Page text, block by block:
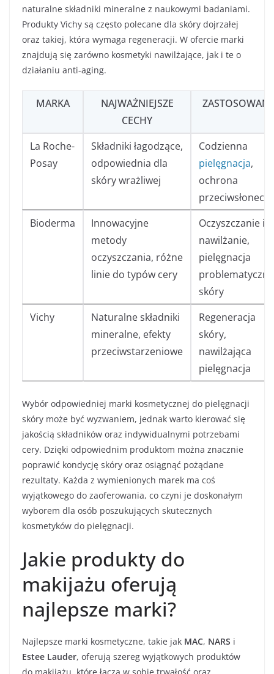
naturalne składniki mineralne z naukowymi badaniami.
Produkty Vichy są często polecane dla skóry dojrzałej
oraz takiej, która wymaga regeneracji. W ofercie marki
znajdują się zarówno kosmetyki nawilżające, jak i te o
działaniu anti-aging.
MARKA
NAJWAŻNIEJSZE
CECHY
La Roche-
Posay
Składniki łagodzące,
odpowiednia dla
skóry wrażliwej
Codzienna
pielęgnacja,
ochrona
Bioderma
Innowacyjne
metody
oczyszczania, różne
linie do typów cery
Oczyszczanie i
nawilżanie,
pielęgnacja
skóry
Vichy
Naturalne składniki
mineralne, efekty
przeciwstarzeniowe
Regeneracja
skóry,
nawilżająca
pielęgnacja
Wybór odpowiedniej marki kosmetycznej do pielęgnacji
skóry może być wyzwaniem, jednak warto kierować się
jakością składników oraz indywidualnymi potrzebami
cery. Dzięki odpowiednim produktom można znacznie
poprawić kondycję skóry oraz osiągnąć pożądane
rezultaty. Każda z wymienionych marek ma coś
wyjątkowego do zaoferowania, co czyni je doskonałym
wyborem dla osób poszukujących skutecznych
kosmetyków do pielęgnacji.
Jakie produkty do
makijażu oferują
najlepsze marki?
Najlepsze marki kosmetyczne, takie jak MAC, NARS i
Estee Lauder, oferują szereg wyjątkowych produktów